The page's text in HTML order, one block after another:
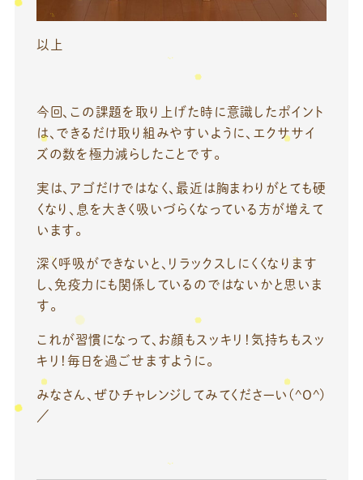
以上
今回、この課題を取り上げた時に意識したポイント
は、できるだけ取り組みやすいように、エクササイ
ズの数を極力減らしたことです。
実は、アゴだけではなく、最近は胸まわりがとても硬
くなり、息を大きく吸いづらくなっている方が増えて
います。
深く呼吸ができないと、リラックスしにくくなります
し、免疫力にも関係しているのではないかと思いま
す。
これが習慣になって、お顔もスッキリ！気持ちもスッ
キリ！毎日を過ごせますように。
みなさん、ぜひチャレンジしてみてくださーい(^O^)
／